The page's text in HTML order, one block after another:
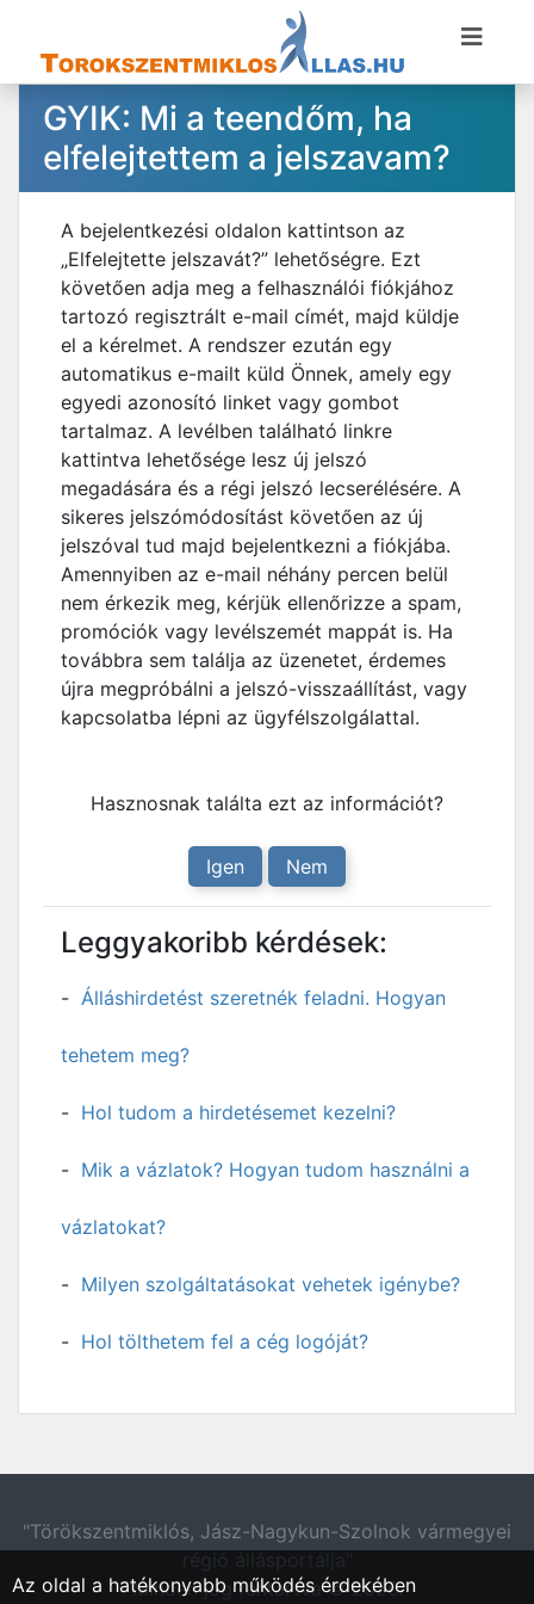
GYIK: Mi a teendőm, ha
elfelejtettem a jelszavam?
A bejelentkezési oldalon kattintson az
„Elfelejtette jelszavát?” lehetőségre. Ezt
követően adja meg a felhasználói fiókjához
tartozó regisztrált e-mail címét, majd küldje
el a kérelmet. A rendszer ezután egy
automatikus e-mailt küld Önnek, amely egy
egyedi azonosító linket vagy gombot
tartalmaz. A levélben található linkre
kattintva lehetősége lesz új jelszó
megadására és a régi jelszó lecserélésére. A
sikeres jelszómódosítást követően az új
jelszóval tud majd bejelentkezni a fiókjába.
Amennyiben az e-mail néhány percen belül
nem érkezik meg, kérjük ellenőrizze a spam,
promóciók vagy levélszemét mappát is. Ha
továbbra sem találja az üzenetet, érdemes
újra megpróbálni a jelszó-visszaállítást, vagy
kapcsolatba lépni az ügyfélszolgálattal.
Hasznosnak találta ezt az információt?
Igen Nem
Leggyakoribb kérdések:
Álláshirdetést szeretnék feladni. Hogyan
tehetem meg?
Hol tudom a hirdetésemet kezelni?
Mik a vázlatok? Hogyan tudom használni a
vázlatokat?
Milyen szolgáltatásokat vehetek igénybe?
Hol tölthetem fel a cég logóját?
"Törökszentmiklós, Jász-Nagykun-Szolnok vármegyei
Minden jog fentartva © 2026.
Az oldal a hatékonyabb működés érdekében